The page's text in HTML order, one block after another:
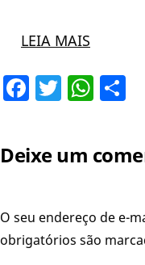
LEIA MAIS
Facebook
Twitter
Deixe um
O seu endereço de e-
obrigatórios são